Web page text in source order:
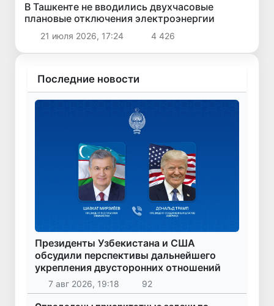
В Ташкенте не вводились двухчасовые
плановые отключения электроэнергии
21 июля 2026, 17:24 4 426
Последние новости
Президенты Узбекистана и США
обсудили перспективы дальнейшего
укрепления двусторонних отношений
7 авг 2026, 19:18 92